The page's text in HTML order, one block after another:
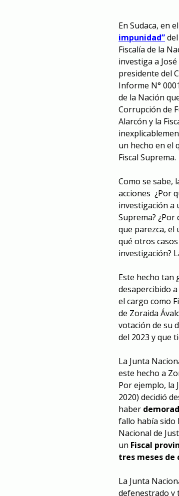
En Sudaca, en
impunidad”
Fiscalía de la
investiga a
presidente del
Informe N°
de la Nación
Corrupción de
Alarcón y la
un hecho en el
Fiscal Suprema.
Como se sabe,
acciones ¿Por
investigación a
Suprema?
que parezca, el
qué otros
investigación?
Este hecho tan
desapercibido
el cargo como
de Zoraida
votación de su
del 2023 y que
La Junta
este hecho a
Por ejemplo, la
2020) decidió
haber
fallo había sido
Nacional de
un Fiscal
tres meses de
La Junta
defenestrado y